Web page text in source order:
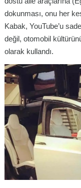
dokunması, onu her
Kabak, YouTube’u
değil, otomobil
olarak kullandı.